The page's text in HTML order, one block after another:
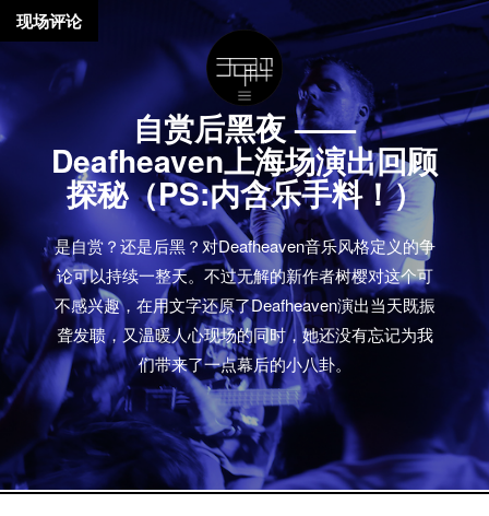
自赏后黑夜 ——
Deafheaven上海场演出回顾
探秘（PS:内含乐手料！）
是自赏？还是后黑？对Deafheaven音乐风格定义的争
论可以持续一整天。不过无解的新作者树樱对这个可
不感兴趣，在用文字还原了Deafheaven演出当天既振
聋发聩，又温暖人心现场的同时，她还没有忘记为我
们带来了一点幕后的小八卦。
现场评论